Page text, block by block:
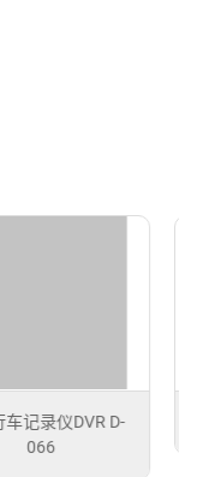
亚洲龙行车记录仪